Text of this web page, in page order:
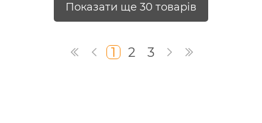
Показати ще 30 товарів
1 2 3